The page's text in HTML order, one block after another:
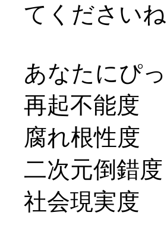
てくださいね
あなたにぴ
再起不能度
腐れ根性度
二次元倒錯
社会現実度